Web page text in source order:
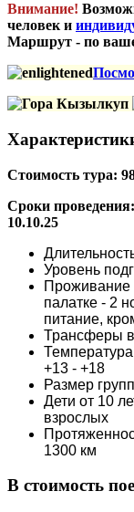
Внимание!
человек и
Маршрут - по
Стоимость тура:
Сроки проведения:
10.10.25
Уровень
Проживание
палатке - 2
питание,
Трансферы
+13 - +18
Размер
Дети от 10
взрослых
1300 км
В стоимость